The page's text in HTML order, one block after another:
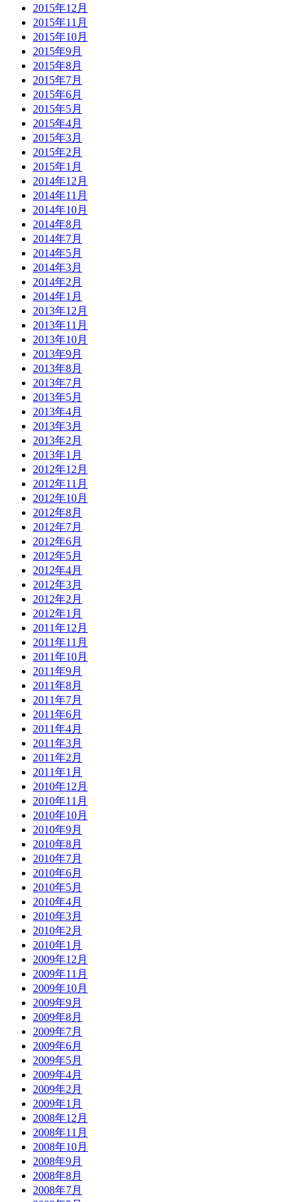
2015年12月
2015年11月
2015年10月
2015年9月
2015年8月
2015年7月
2015年6月
2015年5月
2015年4月
2015年3月
2015年2月
2015年1月
2014年12月
2014年11月
2014年10月
2014年8月
2014年7月
2014年5月
2014年3月
2014年2月
2014年1月
2013年12月
2013年11月
2013年10月
2013年9月
2013年8月
2013年7月
2013年5月
2013年4月
2013年3月
2013年2月
2013年1月
2012年12月
2012年11月
2012年10月
2012年8月
2012年7月
2012年6月
2012年5月
2012年4月
2012年3月
2012年2月
2012年1月
2011年12月
2011年11月
2011年10月
2011年9月
2011年8月
2011年7月
2011年6月
2011年4月
2011年3月
2011年2月
2011年1月
2010年12月
2010年11月
2010年10月
2010年9月
2010年8月
2010年7月
2010年6月
2010年5月
2010年4月
2010年3月
2010年2月
2010年1月
2009年12月
2009年11月
2009年10月
2009年9月
2009年8月
2009年7月
2009年6月
2009年5月
2009年4月
2009年2月
2009年1月
2008年12月
2008年11月
2008年10月
2008年9月
2008年8月
2008年7月